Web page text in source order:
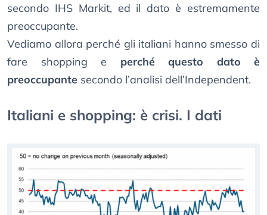
secondo IHS Markit, ed il dato è estremamente
preoccupante.
Vediamo allora perché gli italiani hanno smesso di
fare shopping e perché questo dato è
preoccupante secondo l’analisi dell’Independent.
Italiani e shopping: è crisi. I dati